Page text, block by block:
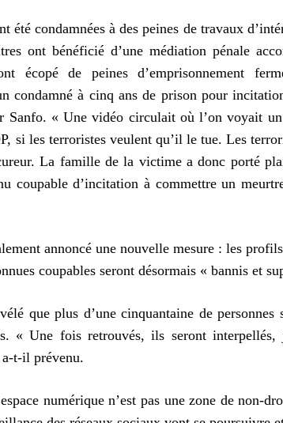
été condamnées à des peines de travaux
ont bénéficié d’une médiation pénale
écopé de peines d’emprisonnement
condamné à cinq ans de prison pour
Sanfo. « Une vidéo circulait où l’on voyait
si les terroristes veulent qu’il le tue. Les
La famille de la victime a donc porté
coupable d’incitation à commettre un
annoncé une nouvelle mesure : les
coupables seront désormais « bannis et
que plus d’une cinquantaine de personnes
« Une fois retrouvés, ils seront interpellés,
t-il prévenu.
numérique n’est pas une zone de non-